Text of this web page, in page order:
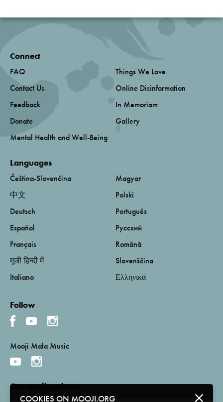
COOKIES ON MOOJI.ORG
Connect
FAQ
Contact Us
Feedback
Donate
Mental Health and Well-Being
Things We Love
Online Disinformation
In Memoriam
Gallery
Languages
Čeština-Slovenčina
中文
Deutsch
Español
Français
मूजी हिन्दी में
Italiano
Magyar
Polski
Português
Русский
Română
Slovenščina
Ελληνικά
Follow
Mooji Mala Music
Get email updates